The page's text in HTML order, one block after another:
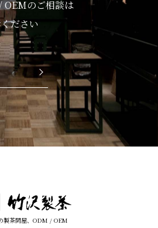
OEMのご相談は
ださい
製茶問屋、ODM / OEM